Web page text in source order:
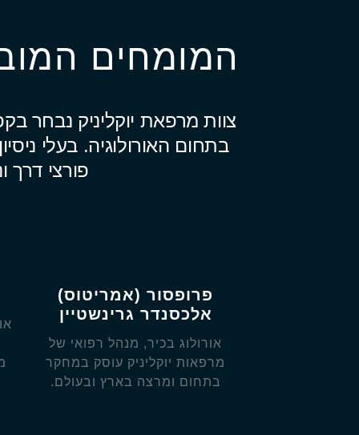
המומחים
צוות מרפאת יוקליניק נבחר
בתחום האורולוגיה. בעלי
פורצי דרך
פרופסור (אמריטוס)
אלכסנדר גרינשטיין
אורולוג בכיר, מנהל רפואי של
מרפאות יוקליניק עוסק במחקר
בתחום ומרצה בארץ ובעולם.